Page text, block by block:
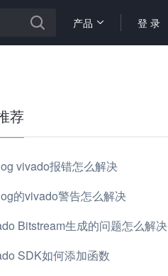
登 录
产品
荐
vivado报错怎么解决
的vivado警告怎么解决
Bitstream生成的问题怎么解决
SDK如何添加函数